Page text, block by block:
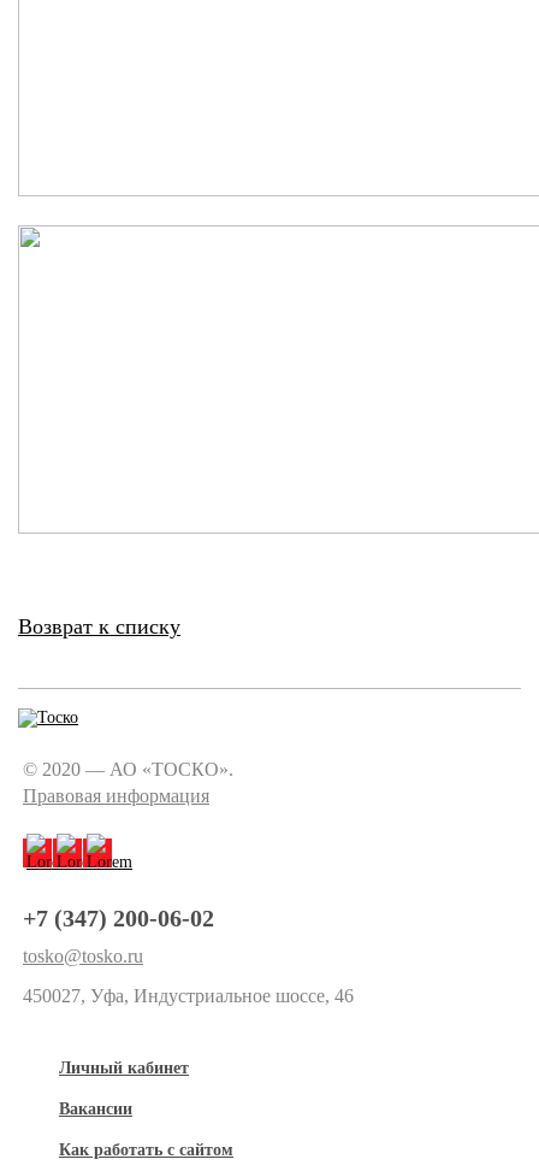
Возврат к списку
© 2020 — АО «ТОСКО».
Правовая информация
+7 (347) 200-06-02
tosko@tosko.ru
450027, Уфа, Индустриальное шоссе, 46
Личный кабинет
Вакансии
Как работать с сайтом